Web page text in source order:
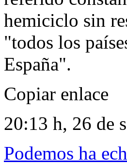
hemiciclo sin
"todos los
España".
Copiar enlace
20:13 h, 26 de
Podemos ha